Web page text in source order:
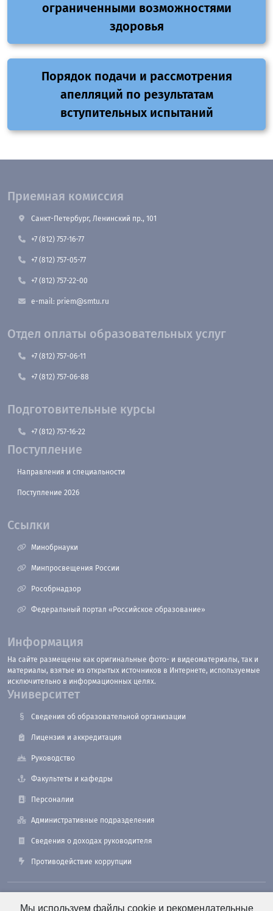
ограниченными возможностями
здоровья
Порядок подачи и рассмотрения
апелляций по результатам
вступительных испытаний
Приемная комиссия
Санкт-Петербург, Ленинский пр., 101
+7 (812) 757-16-77
+7 (812) 757-05-77
+7 (812) 757-22-00
e-mail: priem@smtu.ru
Отдел оплаты образовательных услуг
+7 (812) 757-06-11
+7 (812) 757-06-88
Подготовительные курсы
+7 (812) 757-16-22
Поступление
Направления и специальности
Поступление 2026
Ссылки
Минобрнауки
Минпросвещения России
Рособрнадзор
Федеральный портал «Российское образование»
Информация
На сайте размещены как оригинальные фото- и видеоматериалы, так и
материалы, взятые из открытых источников в Интернете, используемые
исключительно в информационных целях.
Университет
Сведения об образовательной организации
Лицензия и аккредитация
Руководство
Факультеты и кафедры
Персоналии
Административные подразделения
Сведения о доходах руководителя
Противодействие коррупции
190121, Санкт-Петербург, ул. Лоцманская, 3
Мы используем файлы cookie и рекомендательные